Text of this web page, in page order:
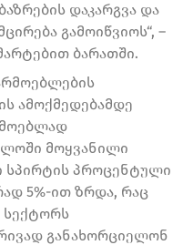
დაკარგვა და
გამოიწვიოს“, –
ბარათში.
ამოქმედებამდე
მოყვანილი
სპირტის პროცენტული
5%-ით ზრდა, რაც
სექტორს
განახორციელონ